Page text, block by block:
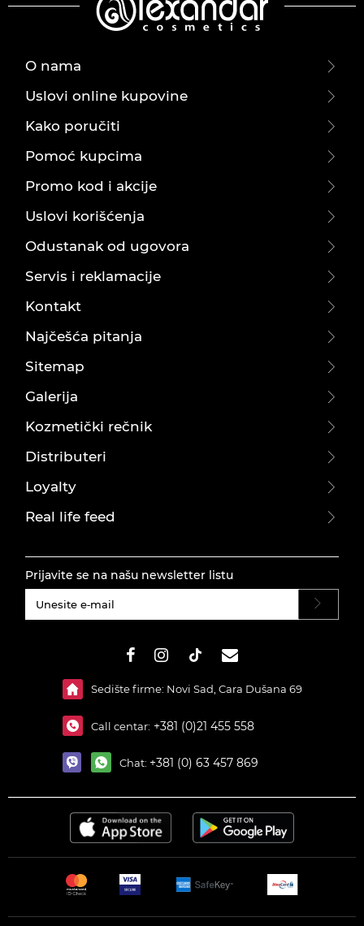
O nama
Uslovi online kupovine
Kako poručiti
Pomoć kupcima
Promo kod i akcije
Uslovi korišćenja
Odustanak od ugovora
Servis i reklamacije
Kontakt
Najčešća pitanja
Sitemap
Galerija
Kozmetički rečnik
Distributeri
Loyalty
Real life feed
Prijavite se na našu newsletter listu
Sedište firme: Novi Sad, Cara Dušana 69
Call centar: +381 (0)21 455 558
Chat: +381 (0) 63 457 869